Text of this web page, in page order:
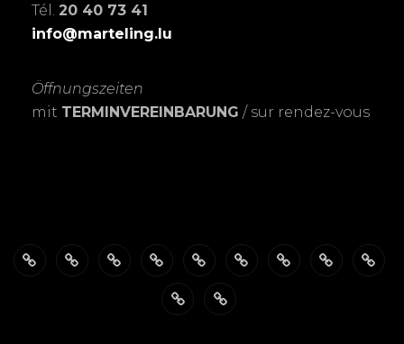
Tél. 20 40 73 41
info@marteling.lu
Öffnungszeiten
mit TERMINVEREINBARUNG / sur rendez-vous
FotoSTUDIO
Schnell